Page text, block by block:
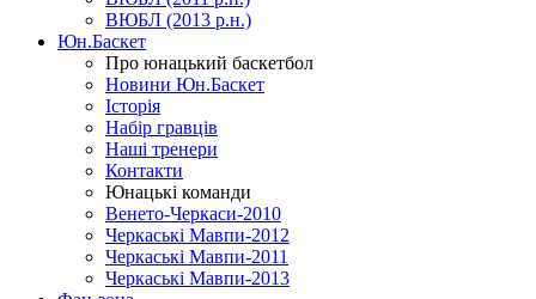
ВЮБЛ (2013 р.н.)
Юн.Баскет
Про юнацький баскетбол
Новини Юн.Баскет
Історія
Набір гравців
Наші тренери
Контакти
Юнацькі команди
Венето-Черкаси-2010
Черкаські Мавпи-2012
Черкаські Мавпи-2011
Черкаські Мавпи-2013